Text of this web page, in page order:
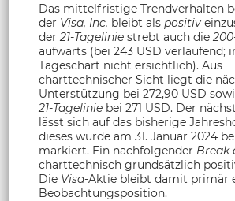
Das mittelfristige Trendverhalten
der Visa, Inc. bleibt als positiv
der 21-Tagelinie strebt auch die
aufwärts (bei 243 USD verlaufend;
Tageschart nicht ersichtlich). Aus
charttechnischer Sicht liegt die
Unterstützung bei 272,90 USD
21-Tagelinie bei 271 USD. Der
lässt sich auf das bisherige
dieses wurde am 31. Januar 2024
markiert. Ein nachfolgender Break
charttechnisch grundsätzlich
Die Visa-Aktie bleibt damit primär
Beobachtungsposition.